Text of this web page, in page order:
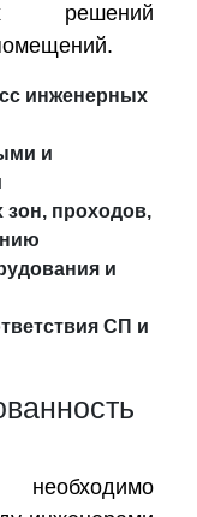
решений
инженерных
и
зон, проходов,
и
СП и